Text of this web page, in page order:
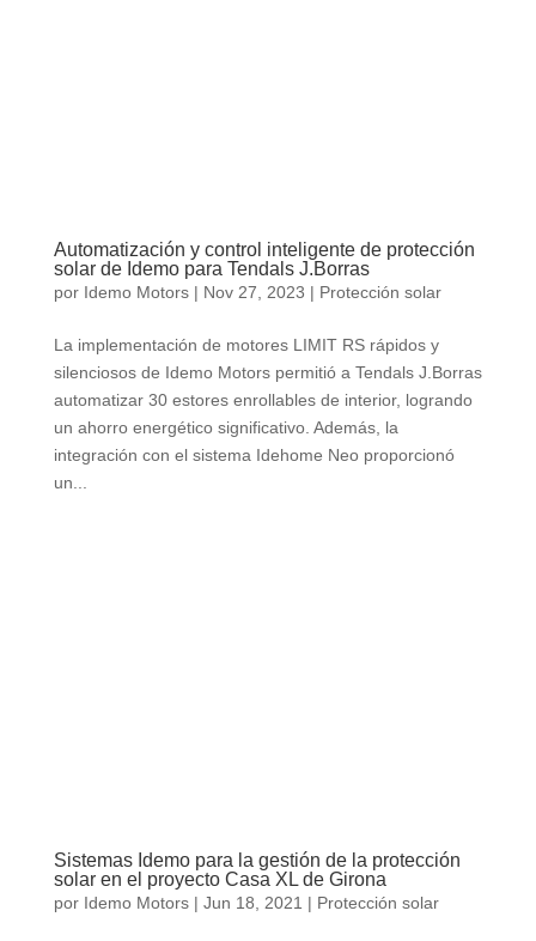
Automatización y control inteligente de protección
solar de Idemo para Tendals J.Borras
por Idemo Motors| Nov 27, 2023 | Protección solar
La implementación de motores LIMIT RS rápidos y
silenciosos de Idemo Motors permitió a Tendals J.Borras
automatizar 30 estores enrollables de interior, logrando
un ahorro energético significativo. Además, la
integración con el sistema Idehome Neo proporcionó
un...
Sistemas Idemo para la gestión de la protección
solar en el proyecto Casa XL de Girona
por Idemo Motors| Jun 18, 2021 | Protección solar